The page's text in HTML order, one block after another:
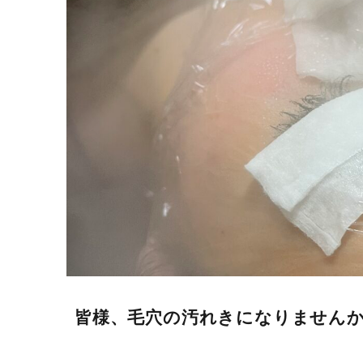
皆様、毛穴の汚れきになりません